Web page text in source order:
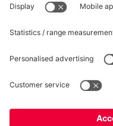
*Prezzi IVA
© FC